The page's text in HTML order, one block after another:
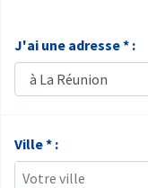
J'ai une adresse * :
Ville * :
Votre ville